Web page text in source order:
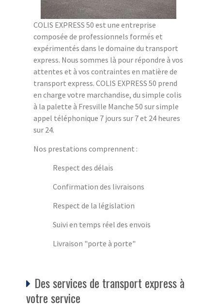
COLIS EXPRESS 50 est une entreprise
composée de professionnels formés et
expérimentés dans le domaine du transport
express. Nous sommes là pour répondre à vos
attentes et à vos contraintes en matière de
transport express. COLIS EXPRESS 50 prend
en charge votre marchandise, du simple colis
à la palette à Fresville Manche 50 sur simple
appel téléphonique 7 jours sur 7 et 24 heures
sur 24.
Nos prestations comprennent :
Respect des délais
Confirmation des livraisons
Respect de la législation
Suivi en temps réel des envois
Livraison "porte à porte"
Des services de transport express à
votre service